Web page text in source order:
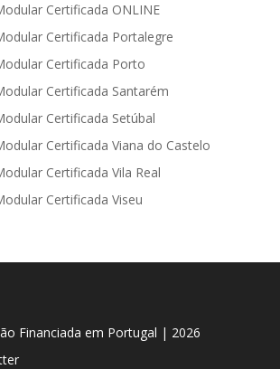
Certificada ONLINE
Certificada Portalegre
Certificada Porto
Certificada Santarém
Certificada Setúbal
Certificada Viana do Castelo
Certificada Vila Real
Certificada Viseu
Financiada em Portugal | 2026